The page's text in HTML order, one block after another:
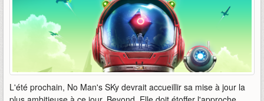
L'été prochain, No Man's SKy devrait accueillir sa mise à jour la